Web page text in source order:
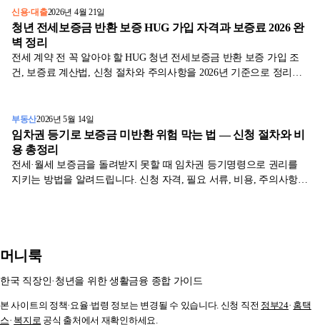
신용·대출2026년 4월 21일
청년 전세보증금 반환 보증 HUG 가입 자격과 보증료 2026 완
벽 정리
전세 계약 전 꼭 알아야 할 HUG 청년 전세보증금 반환 보증 가입 조
건, 보증료 계산법, 신청 절차와 주의사항을 2026년 기준으로 정리했
부동산2026년 5월 14일
임차권 등기로 보증금 미반환 위험 막는 법 — 신청 절차와 비
용 총정리
전세·월세 보증금을 돌려받지 못할 때 임차권 등기명령으로 권리를
지키는 방법을 알려드립니다. 신청 자격, 필요 서류, 비용, 주의사항까
머니룩
한국 직장인·청년을 위한 생활금융 종합 가이드
본 사이트의 정책·요율·법령 정보는 변경될 수 있습니다. 신청 직전 정부24· 홈택
스· 복지로 공식 출처에서 재확인하세요.